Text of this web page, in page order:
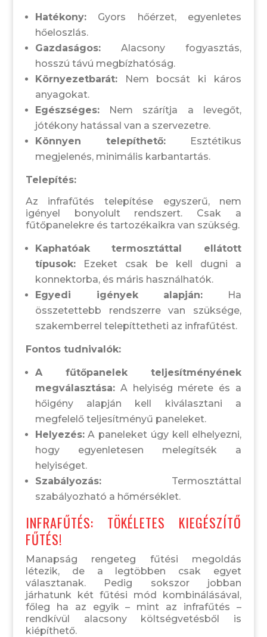
Hatékony:
Gyors hőérzet, egyenletes
hőeloszlás.
Gazdaságos:
Alacsony fogyasztás,
hosszú távú megbízhatóság.
Környezetbarát:
Nem bocsát ki káros
anyagokat.
Egészséges:
Nem szárítja a levegőt,
jótékony hatással van a szervezetre.
Könnyen telepíthető:
Esztétikus
megjelenés, minimális karbantartás.
Telepítés:
Az infrafűtés telepítése egyszerű, nem
igényel bonyolult rendszert. Csak a
fűtőpanelekre és tartozékaikra van szükség.
Kaphatóak termosztáttal ellátott
típusok:
Ezeket csak be kell dugni a
konnektorba, és máris használhatók.
Egyedi igények alapján:
Ha
összetettebb rendszerre van szüksége,
szakemberrel telepíttetheti az infrafűtést.
Fontos tudnivalók:
A fűtőpanelek teljesítményének
megválasztása: A helyiség mérete és a
hőigény alapján kell kiválasztani a
megfelelő teljesítményű paneleket.
Helyezés: A paneleket úgy kell elhelyezni,
hogy egyenletesen melegítsék a
helyiséget.
Szabályozás:
Termosztáttal
szabályozható a hőmérséklet.
INFRAFŰTÉS: TÖKÉLETES KIEGÉSZÍTŐ
FŰTÉS!
Manapság rengeteg fűtési megoldás
létezik, de a legtöbben csak egyet
választanak. Pedig sokszor jobban
járhatunk két fűtési mód kombinálásával,
főleg ha az egyik – mint az infrafűtés –
rendkívül alacsony költségvetésből is
kiépíthető.